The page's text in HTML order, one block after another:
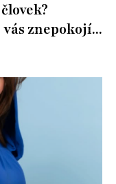
znepokojí...